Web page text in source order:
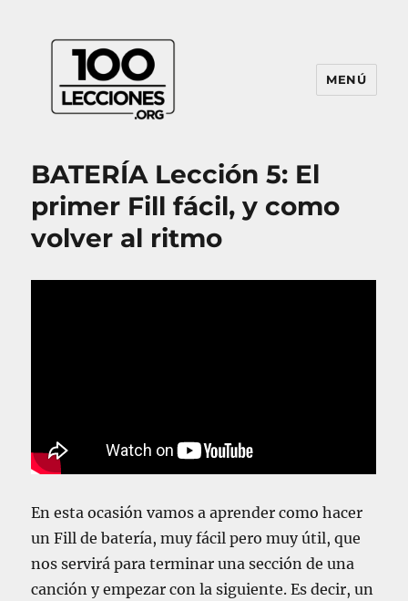
MENÚ
BATERÍA Lección 5: El
primer Fill fácil, y como
volver al ritmo
En esta ocasión vamos a aprender como hacer
un Fill de batería, muy fácil pero muy útil, que
nos servirá para terminar una sección de una
canción y empezar con la siguiente. Es decir, un